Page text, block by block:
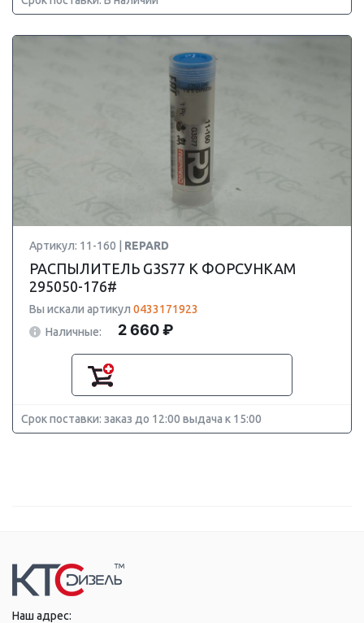
Артикул: 11-160 | REPARD
РАСПЫЛИТЕЛЬ G3S77 К ФОРСУНКАМ
295050-176#
Вы искали артикул 0433171923
Наличные:
2 660 ₽
Срок поставки: заказ до 12:00 выдача к 15:00
Наш адрес: